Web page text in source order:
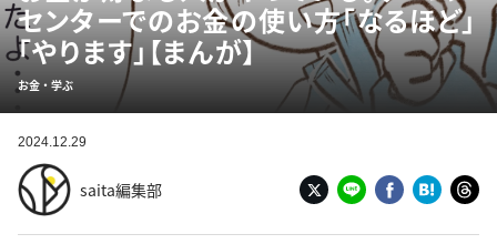
センターでのお金の使い方「なるほど」
「やります」【まんが】
お金・学ぶ
2024.12.29
saita編集部